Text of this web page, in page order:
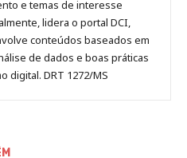
e temas de interesse
lidera o portal DCI,
conteúdos baseados em
de dados e boas práticas
digital. DRT 1272/MS